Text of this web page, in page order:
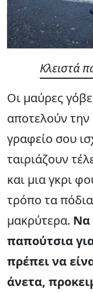
Κλειστά
Οι μαύρες
αποτελούν την
γραφείο σου
ταιριάζουν
και μια γκρι
τρόπο τα
μακρύτερα. Να
παπούτσια
πρέπει να
άνετα,